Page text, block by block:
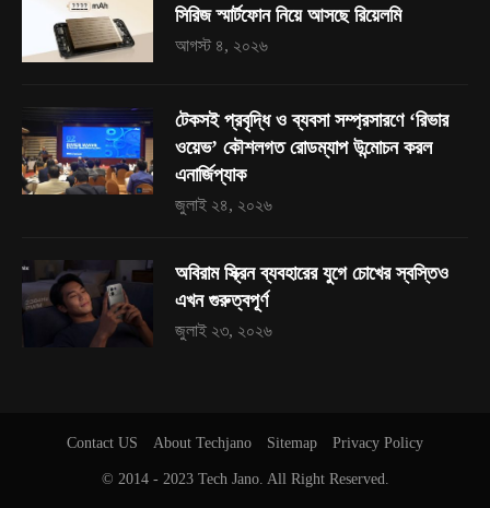
সিরিজ স্মার্টফোন নিয়ে আসছে রিয়েলমি
আগস্ট ৪, ২০২৬
টেকসই প্রবৃদ্ধি ও ব্যবসা সম্প্রসারণে ‘রিভার
ওয়েভ’ কৌশলগত রোডম্যাপ উন্মোচন করল
এনার্জিপ্যাক
জুলাই ২৪, ২০২৬
অবিরাম স্ক্রিন ব্যবহারের যুগে চোখের স্বস্তিও
এখন গুরুত্বপূর্ণ
জুলাই ২৩, ২০২৬
Contact US About Techjano Sitemap Privacy Policy
© 2014 - 2023 Tech Jano. All Right Reserved.